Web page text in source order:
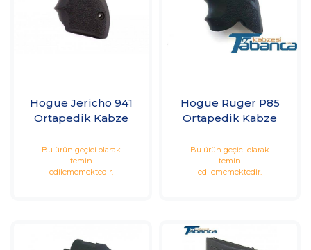
Hogue Jericho 941
Ortapedik Kabze
Bu ürün geçici olarak
temin
edilememektedir.
Hogue Ruger P85
Ortapedik Kabze
Bu ürün geçici olarak
temin
edilememektedir.